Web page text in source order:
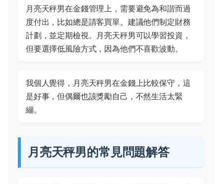
月亮天秤男在金錢管理上，需要避免為和諧而過
度付出，比如總是請客買單。建議他們制定財務
計劃，並定期檢視。月亮天秤男可以學習投資，
但要選擇低風險方式，因為他們不喜歡波動。
我個人覺得，月亮天秤男在金錢上比較保守，這
是好事，但偶爾也該獎勵自己，不然生活太緊
繃。
月亮天秤男的常見問題解答